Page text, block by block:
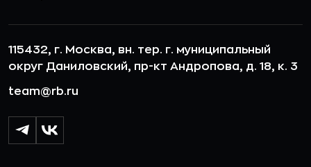
115432, г. Москва, вн. тер. г. муниципальный
округ Даниловский, пр-кт Андропова, д. 18, к. 3
team@rb.ru